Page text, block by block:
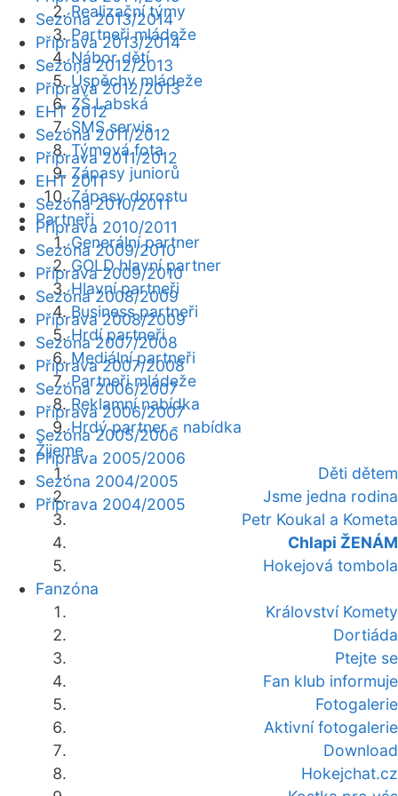
Realizační týmy
Partneři mládeže
Nábor dětí
Úspěchy mládeže
ZŠ Labská
SMS servis
Týmová fota
Zápasy juniorů
Zápasy dorostu
Partneři
Generální partner
GOLD hlavní partner
Hlavní partneři
Business partneři
Hrdí partneři
Mediální partneři
Partneři mládeže
Reklamní nabídka
Hrdý partner - nabídka
Žijeme
Děti dětem
Jsme jedna rodina
Petr Koukal a Kometa
Chlapi ŽENÁM
Hokejová tombola
Fanzóna
Království Komety
Dortiáda
Ptejte se
Fan klub informuje
Fotogalerie
Aktivní fotogalerie
Download
Hokejchat.cz
Sezóna 2013/2014
Příprava 2013/2014
Sezóna 2012/2013
Příprava 2012/2013
EHT 2012
Sezóna 2011/2012
Příprava 2011/2012
EHT 2011
Sezóna 2010/2011
Příprava 2010/2011
Sezóna 2009/2010
Příprava 2009/2010
Sezóna 2008/2009
Příprava 2008/2009
Sezóna 2007/2008
Příprava 2007/2008
Sezóna 2006/2007
Příprava 2006/2007
Sezóna 2005/2006
Příprava 2005/2006
Sezóna 2004/2005
Příprava 2004/2005